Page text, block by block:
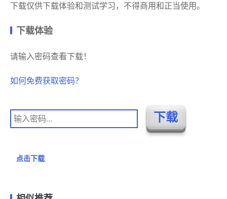
下载仅供下载体验和测试学习，不得商用和正当使用。
下载体验
请输入密码查看下载！
如何免费获取密码？
点击下载